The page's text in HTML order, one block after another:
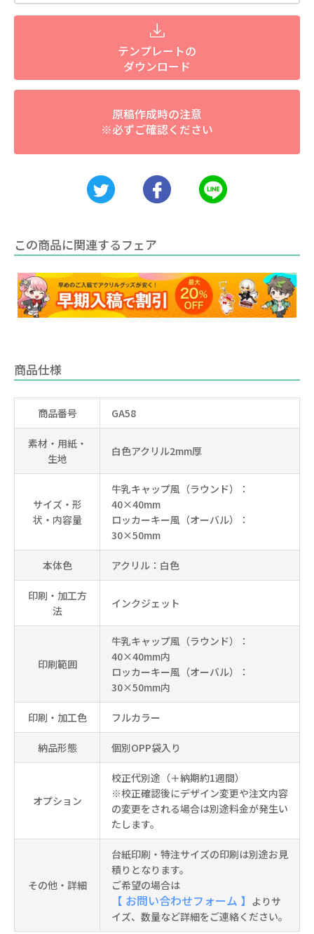
テンプレートの
ダウンロード
原稿作成時の注意
※必ずご確認ください
この商品に関連するフェア
商品仕様
商品番号 GA58
素材・用紙・
生地
白色アクリル2mm厚
サイズ・形
状・内容量
牛乳キャップ風（ラウンド）：
40×40mm
ロッカーキー風（オーバル）：
30×50mm
本体色 アクリル：白色
印刷・加工方
法
インクジェット
印刷範囲
牛乳キャップ風（ラウンド）：
40×40mm内
ロッカーキー風（オーバル）：
30×50mm内
印刷・加工色 フルカラー
納品形態 個別OPP袋入り
オプション
校正代別途（＋納期約1週間）
※校正確認後にデザイン変更や注文内容
の変更をされる場合は別途料金が発生い
たします。
その他・詳細
台紙印刷・特注サイズの印刷は別途お見
積りとなります。
ご希望の場合は
【 お問い合わせフォーム 】 よりサ
イズ、数量など詳細をご連絡ください。